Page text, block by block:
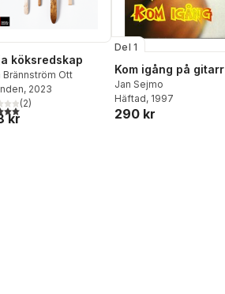
köksredskap
Brännström Ott
, 2023
5 stjärnor. Totalt antal röster:
(2)
kr
Del 1
Kom igång på gitarr
Jan Sejmo
Häftad, 1997
290 kr